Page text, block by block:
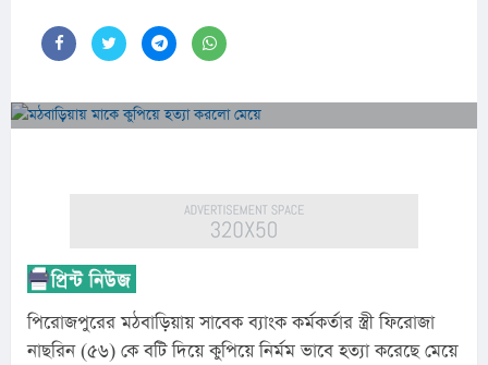
পিরোজপুরের মঠবাড়িয়ায় সাবেক ব্যাংক কর্মকর্তার স্ত্রী ফিরোজা
নাছরিন (৫৬) কে বটি দিয়ে কুপিয়ে নির্মম ভাবে হত্যা করেছে মেয়ে